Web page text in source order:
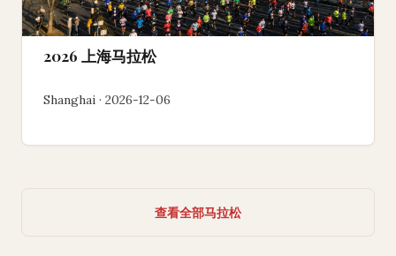
2026 上海马拉松
Shanghai · 2026-12-06
查看全部马拉松